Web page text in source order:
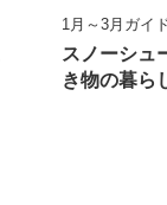
1月～3月ガイ
スノーシュ
き物の暮ら